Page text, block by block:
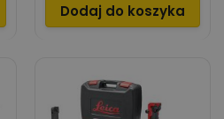
Dodaj do koszyka